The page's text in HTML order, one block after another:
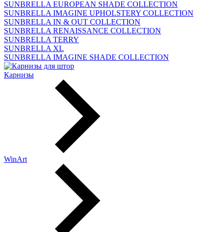
SUNBRELLA EUROPEAN SHADE COLLECTION
SUNBRELLA IMAGINE UPHOLSTERY COLLECTION
SUNBRELLA IN & OUT COLLECTION
SUNBRELLA RENAISSANCE COLLECTION
SUNBRELLA TERRY
SUNBRELLA XL
SUNBRELLA IMAGINE SHADE COLLECTION
Карнизы
WinArt